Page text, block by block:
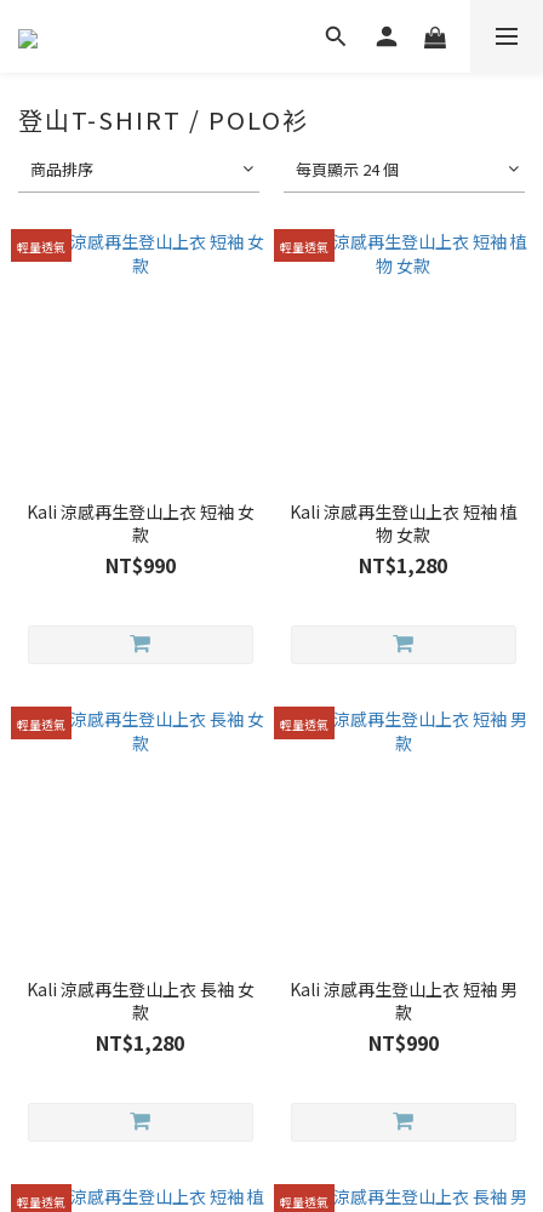
登山T-SHIRT / POLO衫
商品排序 每頁顯示 24 個
輕量透氣
Kali 涼感再生登山上衣 短袖 女
款
NT$990
輕量透氣
Kali 涼感再生登山上衣 短袖 植
物 女款
NT$1,280
輕量透氣
Kali 涼感再生登山上衣 長袖 女
款
NT$1,280
輕量透氣
Kali 涼感再生登山上衣 短袖 男
款
NT$990
輕量透氣 輕量透氣